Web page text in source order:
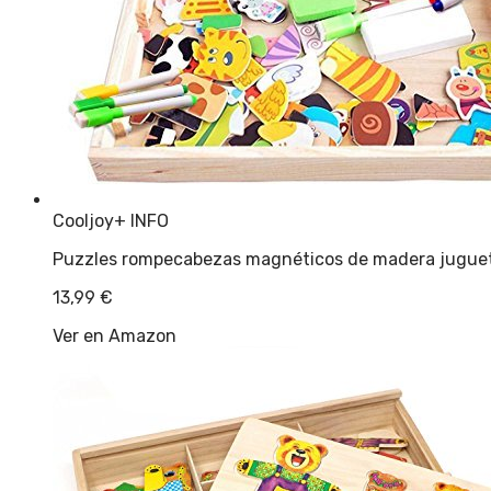
Cooljoy+ INFO
Puzzles rompecabezas magnéticos de madera
13,99 €
Ver en Amazon